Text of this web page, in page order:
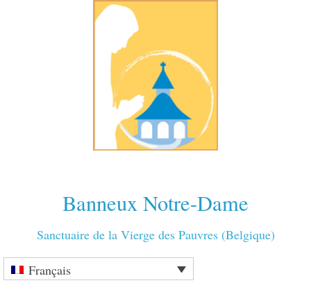
Banneux Notre-Dame
Sanctuaire de la Vierge des Pauvres (Belgique)
Français